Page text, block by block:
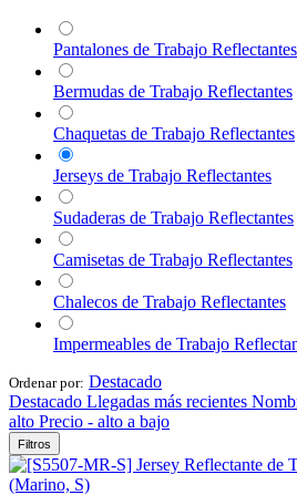
Pantalones de Trabajo Reflectantes
Bermudas de Trabajo Reflectantes
Chaquetas de Trabajo Reflectantes
Jerseys de Trabajo Reflectantes
Sudaderas de Trabajo Reflectantes
Camisetas de Trabajo Reflectantes
Chalecos de Trabajo Reflectantes
Impermeables de Trabajo
Ordenar por: Destacado
Destacado Llegadas más recientes
alto Precio - alto a bajo
Filtros